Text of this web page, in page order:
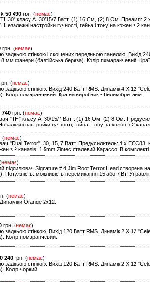
50 490 грн. (немає)
класу А. 30/15/7 Ватт. (1) 16 Ом, (2) 8 Ом. Преамп: 2
настройки гучності, гейна і тону на кожен з 2
грн. (немає)
задньою стінкою і скошених передньою панеллю. Вихід
мм фанери (балтійська береза). Колір помаранчевий.
грн. (немає)
задньою стінкою. Вихід 240 Ватт RMS. Динамік 4 X 12
Колір помаранчевий. Країна виробник - Великобританія.
740 грн. (немає)
"TH" класу А. 30/15/7 Ватт. (1) 16 Ом, (2) 8 Ом.
настройки гучності, гейна і тону на кожен з 2
(немає)
"Dual Terror". 30, 15, 7 Ватт. Предусилитель: 4 x
з 2 каналів. 1.5mm Zintec сталевий Карассо. В
немає)
підсилювач Signature # 4 Jim Root Terror Head створена
можливість перемикання 15 або 7 Вт.
(немає)
Динаміки Orange 2x12.
грн. (немає)
задньою стінкою. Вихід 120 Ватт RMS. Динамік 2 X 12
Колір помаранчевий.
240 грн. (немає)
задньою стінкою. Вихід 120 Ватт RMS. Динамік 2 X 12
Колір чорний.